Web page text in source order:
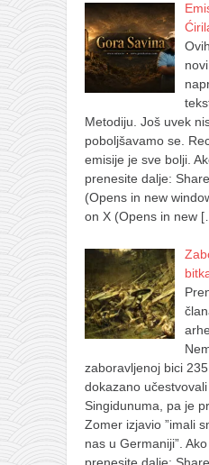
Metodiju. Još uvek
poboljšavamo se.
emisije je sve bolji.
prenesite dalje:
(Opens in new
on X (Opens in new
zaboravljenoj bici
dokazano
Singidunuma, pa je
Zomer izjavio ”imali
nas u Germaniji”.